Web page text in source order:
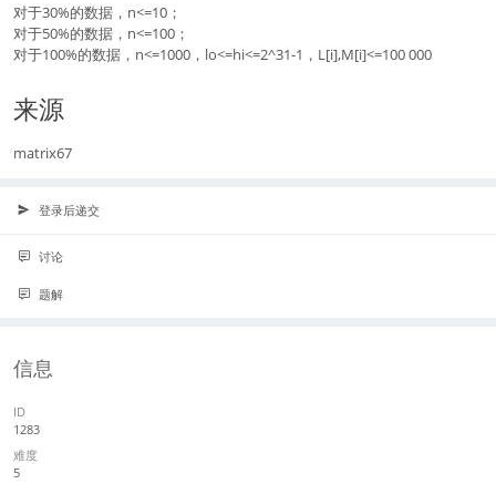
对于30%的数据，n<=10；
对于50%的数据，n<=100；
对于100%的数据，n<=1000，lo<=hi<=2^31-1，L[i],M[i]<=100 000
来源
matrix67
登录后递交
讨论
题解
信息
ID
1283
难度
5